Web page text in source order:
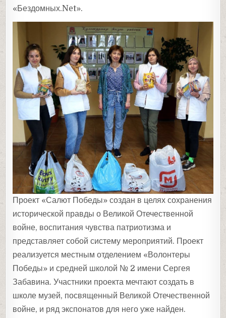
«Бездомных.Net».
Проект «Салют Победы» создан в целях сохранения
исторической правды о Великой Отечественной
войне, воспитания чувства патриотизма и
представляет собой систему мероприятий. Проект
реализуется местным отделением «Волонтеры
Победы» и средней школой № 2 имени Сергея
Забавина. Участники проекта мечтают создать в
школе музей, посвященный Великой Отечественной
войне, и ряд экспонатов для него уже найден.